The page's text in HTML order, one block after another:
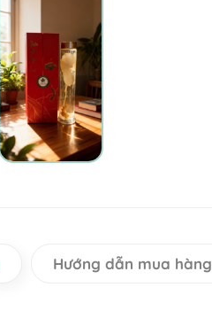
Hướng dẫn mua hàng